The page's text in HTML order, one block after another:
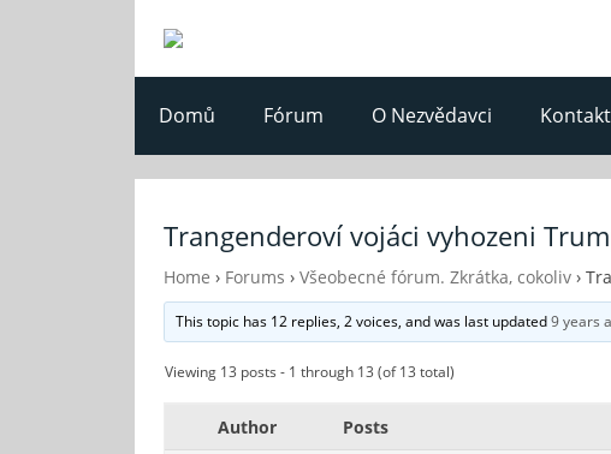
Domů Fórum O Nezvědavci Kontakt
Trangenderoví vojáci vyhozeni
Home › Forums › Všeobecné fórum. Zkrátka, cokoliv ›
This topic has 12 replies, 2 voices, and was last updated9 years
Viewing 13 posts - 1 through 13 (of 13 total)
Author
Posts